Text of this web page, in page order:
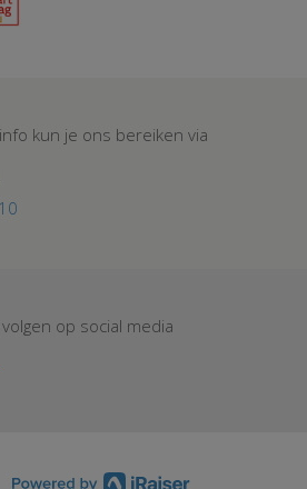
kun je ons bereiken via
op social media